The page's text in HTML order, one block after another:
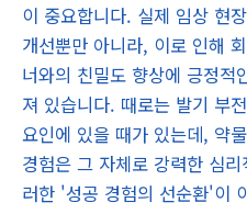
이 중요합니다. 실제 임상 현
개선뿐만 아니라, 이로 인해
너와의 친밀도 향상에 긍정적
져 있습니다. 때로는 발기 부
요인에 있을 때가 있는데, 약
경험은 그 자체로 강력한 심
러한 '성공 경험의 선순환'이